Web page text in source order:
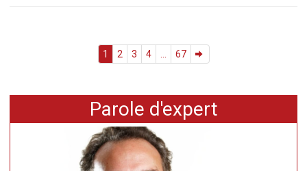
1 2 3 4 67
Parole d'expert